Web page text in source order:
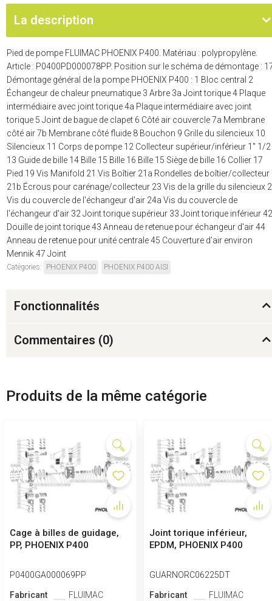
La description
Pied de pompe FLUIMAC PHOENIX P400. Matériau : polypropylène.
Article : P0400PD000078PP. Position sur le schéma de démontage :
Démontage général de la pompe PHOENIX P400 : 1 Bloc central 2
Échangeur de chaleur pneumatique 3 Arbre 3a Joint torique 4 Plaque
intermédiaire avec joint torique 4a Plaque intermédiaire avec joint
torique 5 Joint de bague de clapet 6 Côté air couvercle 7a Membrane
côté air 7b Membrane côté fluide 8 Bouchon 9 Grille du silencieux 10
Silencieux 11 Corps de pompe 12 Collecteur supérieur/inférieur 1" 1/2
13 Guide de bille 14 Bille 15 Bille 16 Bille 15 Siège de bille 16 Collier 17
Pied 19 Vis Manifold 21 Vis Boîtier 21a Rondelles de boîtier/collecteur
21b Écrous pour carénage/collecteur 23 Vis de la grille du silencieux
Vis du couvercle de l'échangeur d'air 24a Vis du couvercle de
l'échangeur d'air 32 Joint torique supérieur 33 Joint torique inférieur 42
Douille de joint torique 43 Anneau de retenue pour échangeur d'air 44
Anneau de retenue pour unité centrale 45 Couverture d'air environ
Mennik 47 Joint
Catégories: PHOENIX P400 PHOENIX P400 AISI
Fonctionnalités
Commentaires (0)
Produits de la même catégorie
Cage à billes de guidage,
PP, PHOENIX P400
P0400GA000069PP
Fabricant
FLUIMAC
Joint torique inférieur,
EPDM, PHOENIX P400
GUARNORC06225DT
Fabricant
FLUIMAC